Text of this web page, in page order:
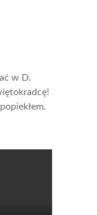
w D.